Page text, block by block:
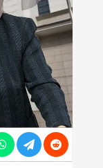
bulandıran
bastı!
Bazı suçlar ve
çıktı!